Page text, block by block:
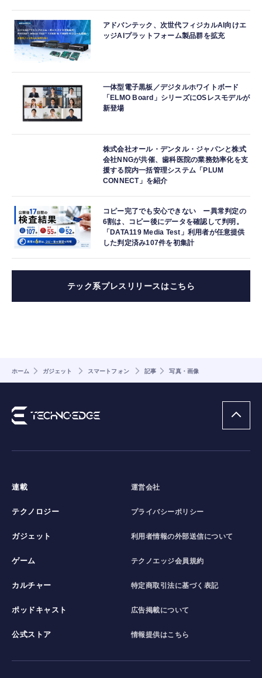
アドバンテック、次世代フィジカルAI向けエ
ッジAIプラットフォーム製品群を拡充
一体型電子黒板／デジタルホワイトボード
「ELMO Board」シリーズにOSレスモデルが
新登場
株式会社オール・デンタル・ジャパンと株式
会社NNGが共催、歯科医院の業務効率化を支
援する院内一括管理システム「PLUM
CONNECT」を紹介
コピー完了でも安心できない ー異常判定の
6割は、コピー後にデータを確認して判明。
「DATA119 Media Test」利用者が任意提供
した判定済み107件を初集計
テック系プレスリリースはこちら
ホーム ガジェット スマートフォン 記事 写真・画像
連載
テクノロジー
ガジェット
ゲーム
カルチャー
ポッドキャスト
公式ストア
運営会社
プライバシーポリシー
利用者情報の外部送信について
テクノエッジ会員規約
特定商取引法に基づく表記
広告掲載について
情報提供はこちら